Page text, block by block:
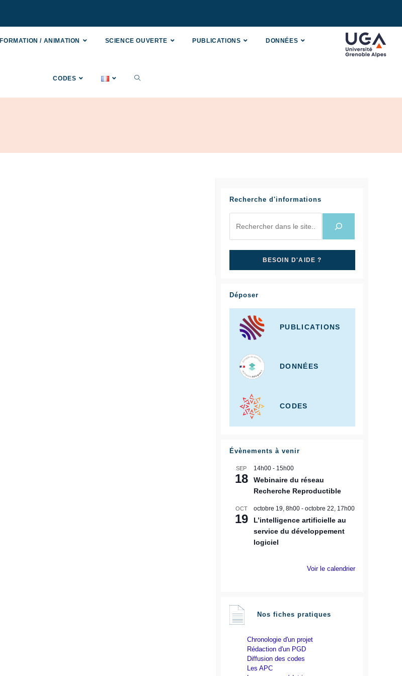
FORMATION / ANIMATION SCIENCE OUVERTE PUBLICATIONS DONNÉES
CODES
Recherche d'informations
BESOIN D'AIDE ?
Déposer
PUBLICATIONS
DONNÉES
CODES
Évènements à venir
SEP
18
14h00- 15h00
Webinaire du réseau
Recherche Reproductible
OCT
19
octobre 19, 8h00- octobre 22, 17h00
L’intelligence artificielle au
service du développement
logiciel
Voir le calendrier
Nos fiches pratiques
Chronologie d'un projet
Rédaction d'un PGD
Diffusion des codes
Les APC